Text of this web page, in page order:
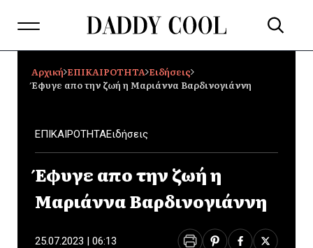
Αρχική ΕΠΙΚΑΙΡΟΤΗΤΑ Ειδήσεις
Έφυγε απο την ζωή η Μαριάννα Βαρδινογιάννη
ΕΠΙΚΑΙΡΟΤΗΤΑΕιδήσεις
Έφυγε απο την ζωή η
Μαριάννα Βαρδινογιάννη
25.07.2023 | 06:13